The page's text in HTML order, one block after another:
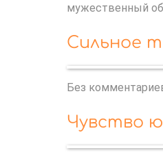
мужественный
Сильное
Без
Чувство